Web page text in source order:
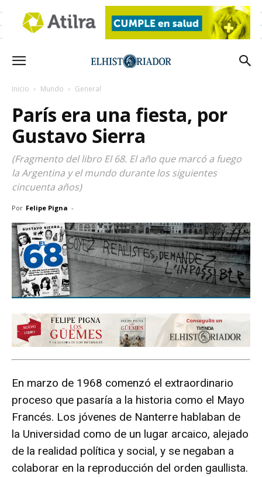
Inicio Mundo General
París era una fiesta, por
Gustavo Sierra
(Fragmento del libro El 68. El año que marcó a fuego
la Argentina y el mundo durante los siguientes
cincuenta años)
Por Felipe Pigna -
En marzo de 1968 comenzó el extraordinario
proceso que pasaría a la historia como el Mayo
Francés. Los jóvenes de Nanterre hablaban de
la Universidad como de un lugar arcaico, alejado
de la realidad política y social, y se negaban a
colaborar en la reproducción del orden gaullista.